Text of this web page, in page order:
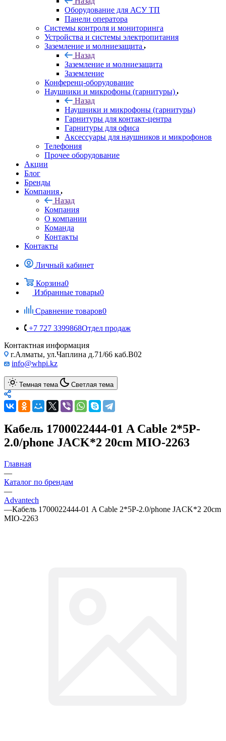
Оборудование для АСУ ТП
Панели оператора
Системы контроля и мониторинга
Устройства и системы электропитания
Заземление и молниезащита
Назад
Заземление и молниезащита
Заземление
Конференц-оборудование
Наушники и микрофоны (гарнитуры)
Назад
Наушники и микрофоны (гарнитуры)
Гарнитуры для контакт-центра
Гарнитуры для офиса
Аксессуары для наушников и микрофонов
Телефония
Прочее оборудование
Акции
Блог
Бренды
Компания
Назад
Компания
О компании
Команда
Контакты
Контакты
Личный кабинет
Корзина0
Избранные товары0
Сравнение товаров0
+7 727 3399868Отдел продаж
Контактная информация
г.Алматы, ул.Чаплина д.71/66 каб.B02
info@whpi.kz
Темная тема Светлая тема
Кабель 1700022444-01 A Cable 2*5P-
2.0/phone JACK*2 20cm MIO-2263
Главная
—
Каталог по брендам
—
Advantech
—Кабель 1700022444-01 A Cable 2*5P-2.0/phone JACK*2 20cm
MIO-2263